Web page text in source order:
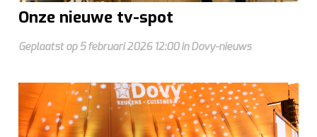
Onze nieuwe tv-spot
Geplaatst op 5 februari 2026 12:00 in Dovy-nieuws